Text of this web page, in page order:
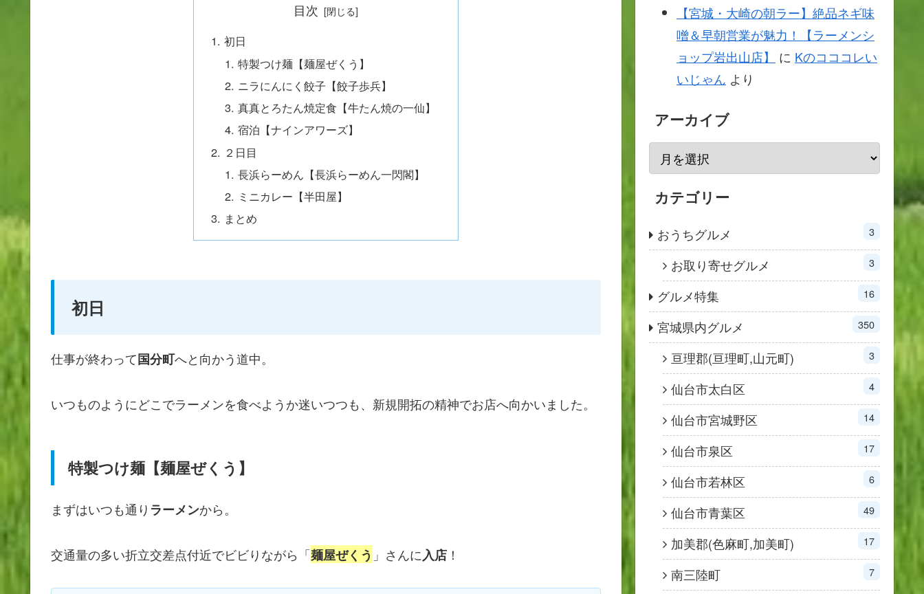
目次
初日
特製つけ麺【麺屋ぜくう】
ニラにんにく餃子【餃子歩兵】
真真とろたん焼定食【牛たん焼の一仙】
宿泊【ナインアワーズ】
２日目
長浜らーめん【長浜らーめん一閃閣】
ミニカレー【半田屋】
まとめ
初日
仕事が終わって国分町へと向かう道中。
いつものようにどこでラーメンを食べようか迷いつつも、新規開拓の精神でお店へ向かいました。
特製つけ麺【麺屋ぜくう】
まずはいつも通り ラーメンから。
交通量の多い折立交差点付近でビビりながら「麺屋ぜくう 」さんに入店 ！
【宮城・大崎の朝ラー】絶品ネギ味
噌＆早朝営業が魅力！【ラーメンシ
ョップ岩出山店】
に Kのコココレい
いじゃん より
アーカイブ
カテゴリー
おうちグルメ 3
お取り寄せグルメ 3
グルメ特集 16
宮城県内グルメ 350
亘理郡(亘理町,山元町) 3
仙台市太白区 4
仙台市宮城野区 14
仙台市泉区 17
仙台市若林区 6
仙台市青葉区 49
加美郡(色麻町,加美町) 17
南三陸町 7